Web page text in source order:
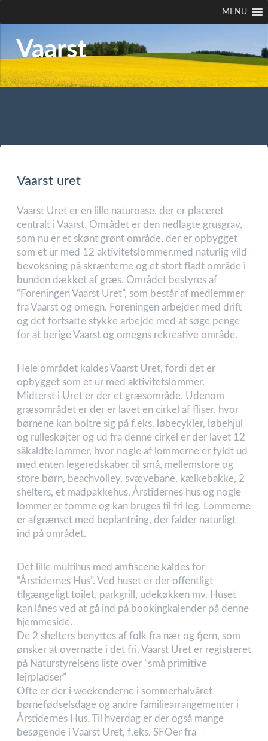
MENU
Vaarst
Vaarst uret
Vaarst Uret er en lille naturoase, der er placeret
centralt i Vaarst. Området er den nedlagte grusgrav,
som nu er et skønt grønt område, der er opbygget
som et ur med 12 aktivitetslommer.med naturlig vild
bevoksning på skrænterne og et stort fladt område i
bunden dækket af græs. Området bestyres af
“Foreningen Vaarst Uret”, som består af medlemmer
fra Vaarst og omegn. Foreningen arbejder med drift
og det fortsatte stykke arbejde med at søge penge
for at berige Vaarst og omegns rekreative område.
Hele området kaldes Vaarst Uret, fordi det er
opbygget som et ur med aktivitetslommer.
Midterst i Uret er der et græsområde. Udenom
græsområdet er der er lavet en cirkel af fliser, hvor
børnene kan boltre sig på f.eks. løbecykler, løbehjul
og rulleskøjter og ud fra denne cirkel er der lavet 12
såkaldte lommer, hvor nogle af lommerne er fyldt ud
med enten legeredskaber til små, mellemstore og
store børn, beachvolley, svævebane, kælkebakke, 2
shelters, et madpakkehus, Årstidernes hus og nogle
lommer er tomme og kan bruges til fri leg. Lommerne
er afgrænset med beplantning, der falder naturligt
ind på området.
Det lille multihus med amfiscene kaldes for
”Årstidernes Hus”. Ved huset er der offentligt
tilgængeligt toilet, parkgrill, udekøkken mv. Huset
kan lånes ved at gå ind på bookingkalender på denne
hjemmeside.
De 2 shelters benyttes af folk fra nær og fjern, som
ønsker at overnatte i det fri. Vaarst Uret er registreret
på Naturstyrelsens liste over ”små primitive
lejrpladser”
Ofte er der i weekenderne i sommerhalvåret
børnefødselsdage og andre familiearrangementer i
Årstidernes Hus. Til hverdag er der også mange
besøgende i Vaarst Uret, f.eks. SFOer fra